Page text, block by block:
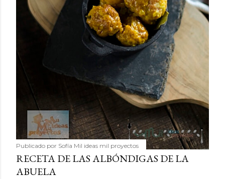
Publicado por Sofía Mil ideas mil proyectos
RECETA DE LAS ALBÓNDIGAS DE LA
ABUELA